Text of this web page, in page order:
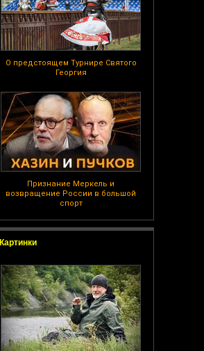
О предстоящем Турнире Святого
Георгия
Признание Меркель и
возвращение России в большой
спорт
Картинки